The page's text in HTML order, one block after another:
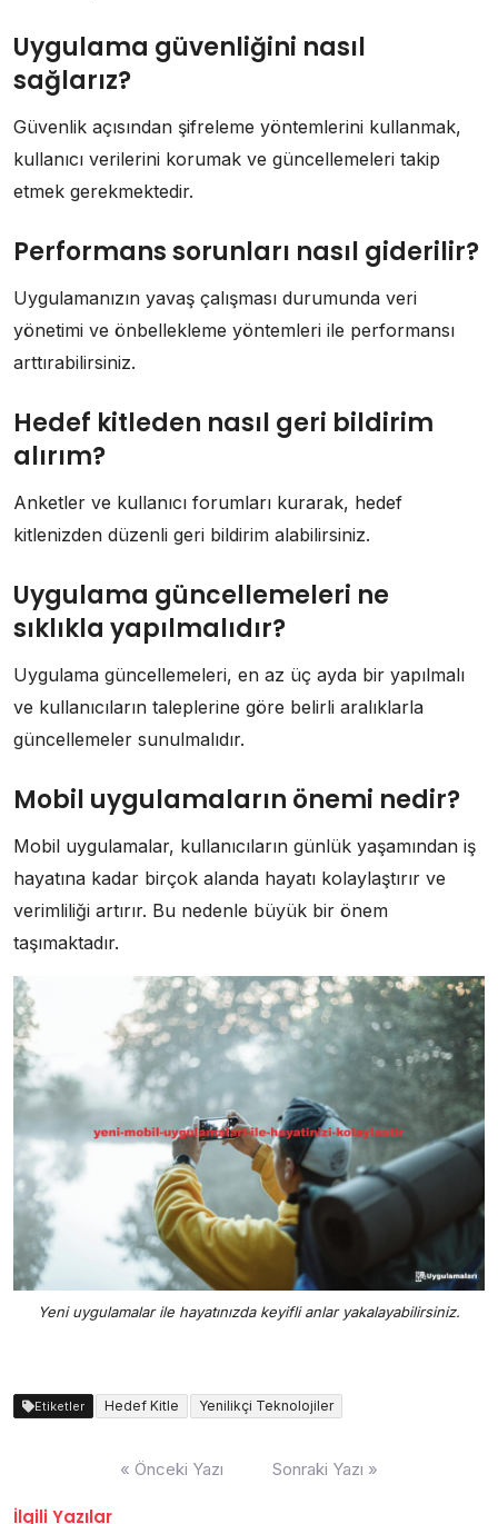
Uygulama güvenliğini nasıl
sağlarız?
Güvenlik açısından şifreleme yöntemlerini kullanmak,
kullanıcı verilerini korumak ve güncellemeleri takip
etmek gerekmektedir.
Performans sorunları nasıl giderilir?
Uygulamanızın yavaş çalışması durumunda veri
yönetimi ve önbellekleme yöntemleri ile performansı
arttırabilirsiniz.
Hedef kitleden nasıl geri bildirim
alırım?
Anketler ve kullanıcı forumları kurarak, hedef
kitlenizden düzenli geri bildirim alabilirsiniz.
Uygulama güncellemeleri ne
sıklıkla yapılmalıdır?
Uygulama güncellemeleri, en az üç ayda bir yapılmalı
ve kullanıcıların taleplerine göre belirli aralıklarla
güncellemeler sunulmalıdır.
Mobil uygulamaların önemi nedir?
Mobil uygulamalar, kullanıcıların günlük yaşamından iş
hayatına kadar birçok alanda hayatı kolaylaştırır ve
verimliliği artırır. Bu nedenle büyük bir önem
taşımaktadır.
Yeni uygulamalar ile hayatınızda keyifli anlar yakalayabilirsiniz.
Etiketler Hedef Kitle Yenilikçi Teknolojiler
« Önceki Yazı Sonraki Yazı »
İlgili Yazılar